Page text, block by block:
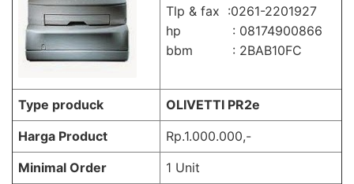
Tlp & fax :0261-2201927
hp : 08174900866
bbm : 2BAB10FC
Type produck
OLIVETTI PR2e
Harga Product
Rp.1.000.000,-
Minimal Order
1 Unit